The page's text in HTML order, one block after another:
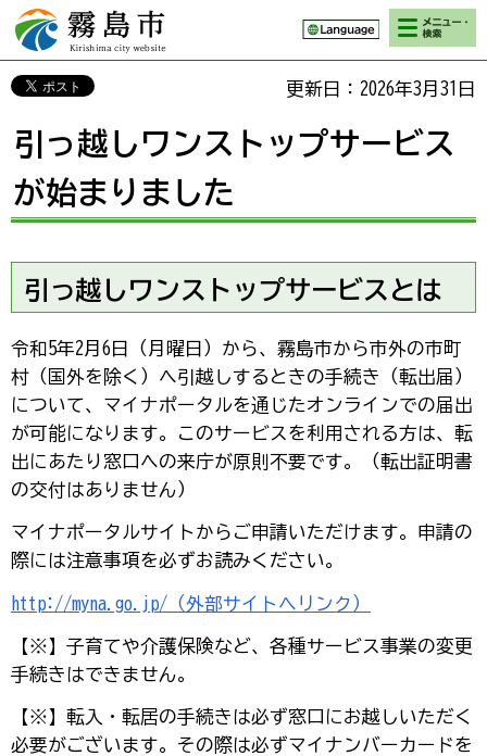
霧島市 Kirishima
city website
検索・メニ
ュー
更新日：2026年3月31日
引っ越しワンストップサービス
が始まりました
引っ越しワンストップサービスとは
令和5年2月6日（月曜日）から、霧島市から市外の市町
村（国外を除く）へ引越しするときの手続き（転出届）
について、マイナポータルを通じたオンラインでの届出
が可能になります。このサービスを利用される方は、転
出にあたり窓口への来庁が原則不要です。（転出証明書
の交付はありません）
マイナポータルサイトからご申請いただけます。申請の
際には注意事項を必ずお読みください。
http://myna.go.jp/（外部サイトへリンク）
【※】子育てや介護保険など、各種サービス事業の変更
手続きはできません。
【※】転入・転居の手続きは必ず窓口にお越しいただく
必要がございます。その際は必ずマイナンバーカードを